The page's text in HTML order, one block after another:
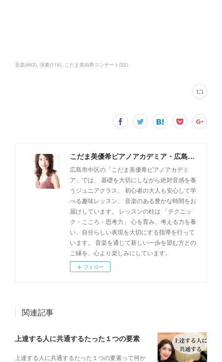
音楽(463) 演奏(116) こだま美由希コンサート (32)
こだま美優希ピアノアカデミア・広島市中区
広島市中区の「こだま美優希ピアノアカデミ
ア」では、 基礎を大切にしながら絶対音感を養
うジュニアクラス、 初心者の大人も安心して学
べる趣味レッスン、 音楽のある豊かな時間をお
届けしています。 レッスンの柱は 「テクニッ
ク・こころ・思考力」 心を育み、考える力を養
い、自分らしい表現を大切にする指導を行って
います。 音楽を通じて新しい一歩を望む方との
ご縁を、心より楽しみにしています。
フォロー
関連記事
上達する人に共通するたった１つの要素
上達する人に共通するたった１つの要素って何か